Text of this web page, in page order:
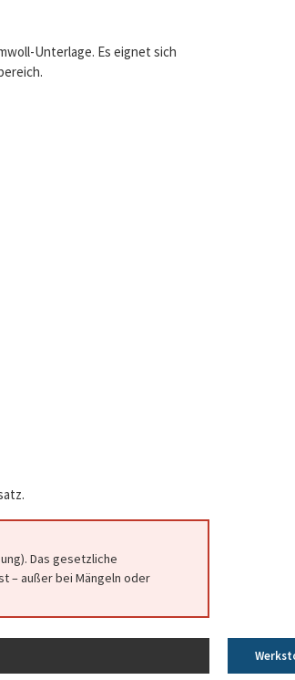
Unterlage. Es eignet sich
Das gesetzliche
– außer bei Mängeln oder